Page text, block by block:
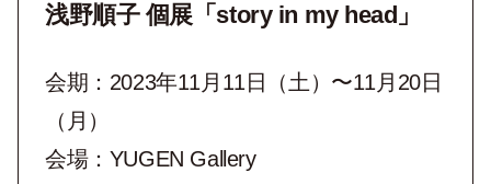
浅野順子 個展「story in my head」
会期：2023年11月11日（土）〜11月20日
（月）
会場：YUGEN Gallery